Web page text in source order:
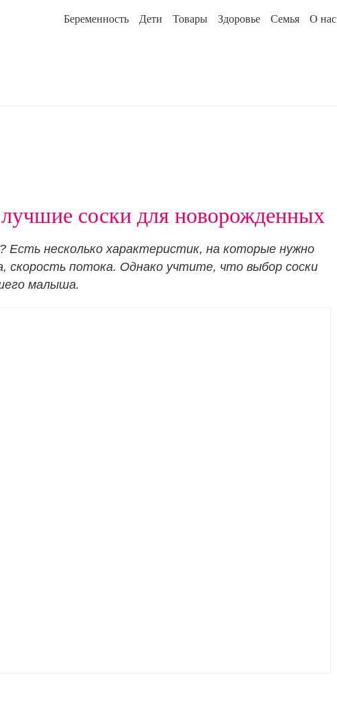
Беременность Дети Товары Здоровье Семья О нас
соски для новорожденных
Есть несколько характеристик, на которые нужно
потока. Однако учтите, что выбор соски
малыша.